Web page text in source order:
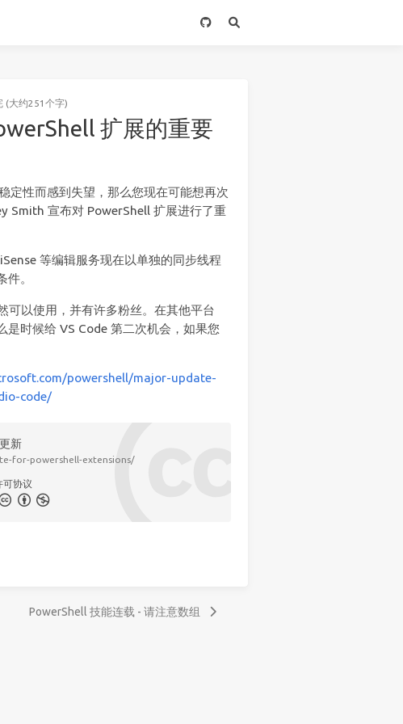
(大约251个字)
扩展的重要
定性而感到失望，那么您现在可能想再次
Smith 宣布对 PowerShell 扩展进行了重
等编辑服务现在以单独的同步线程
。
可以使用，并有许多粉丝。在其他平台
是时候给 VS Code 第二次机会，如果您
powershell/major-update-
code/
新
for-powershell-extensions/
可协议
PowerShell 技能连载 - 请注意数组